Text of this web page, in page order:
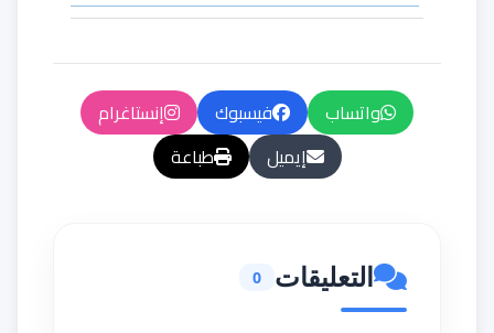
واتساب فيسبوك
إنستاغرام
إيميل
طباعة
التعليقات 0